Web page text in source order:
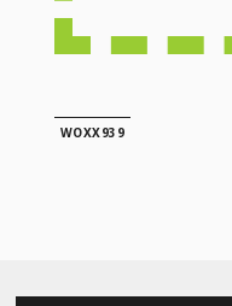
WOXX939